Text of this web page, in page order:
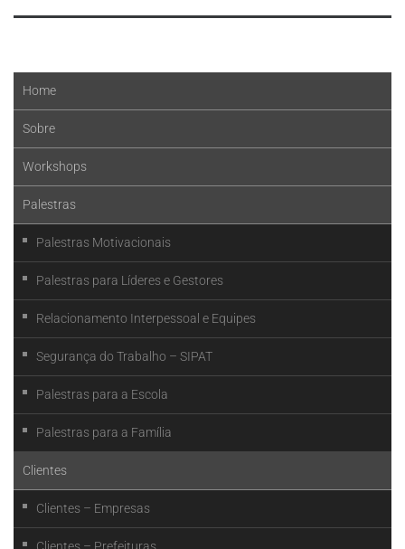
Home
Sobre
Workshops
Palestras
Palestras Motivacionais
Palestras para Líderes e Gestores
Relacionamento Interpessoal e Equipes
Segurança do Trabalho – SIPAT
Palestras para a Escola
Palestras para a Família
Clientes
Clientes – Empresas